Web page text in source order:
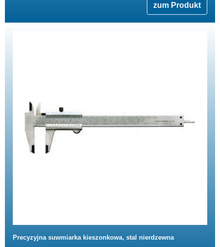
zum Produkt
Precyzyjna suwmiarka kieszonkowa, stal nierdzewna